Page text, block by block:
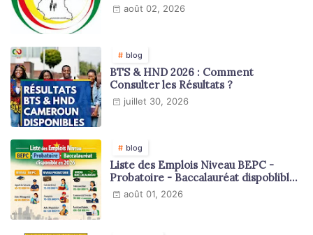
août 02, 2026
blog
BTS & HND 2026 : Comment
Consulter les Résultats ?
juillet 30, 2026
blog
Liste des Emplois Niveau BEPC -
Probatoire - Baccalauréat dispoblible
en 2026
août 01, 2026